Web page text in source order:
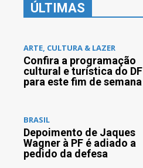
ÚLTIMAS
ARTE, CULTURA & LAZER
Confira a programação
cultural e turística do DF
para este fim de semana
BRASIL
Depoimento de Jaques
Wagner à PF é adiado a
pedido da defesa